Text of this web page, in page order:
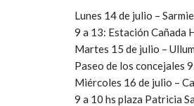
Lunes 14 de julio –
9 a 13: Estación Cañada
Martes 15 de julio – Ullum
Paseo de los concejales
Miércoles 16 de julio –
9 a 10 hs plaza Patricia